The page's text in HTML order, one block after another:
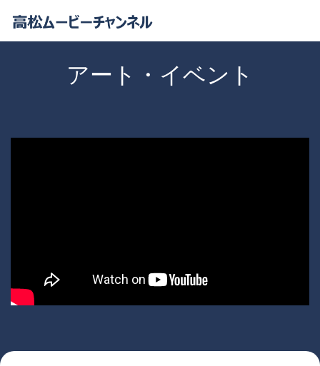
アート・イベント